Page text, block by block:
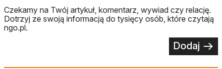
Czekamy na Twój artykuł, komentarz, wywiad czy relację.
Dotrzyj ze swoją informacją do tysięcy osób, które czytają
ngo.pl.
Dodaj